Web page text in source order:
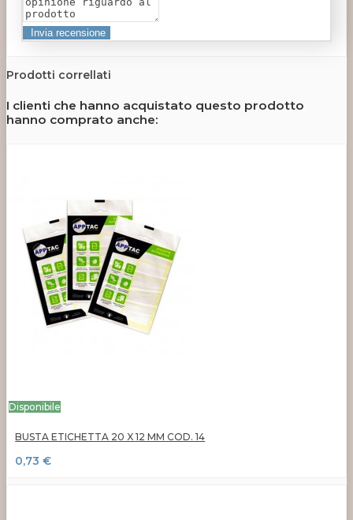
Prodotti correllati
I clienti che hanno acquistato questo prodotto
hanno comprato anche:
Disponibile
BUSTA ETICHETTA 20 X 12 MM COD. 14
0,73 €